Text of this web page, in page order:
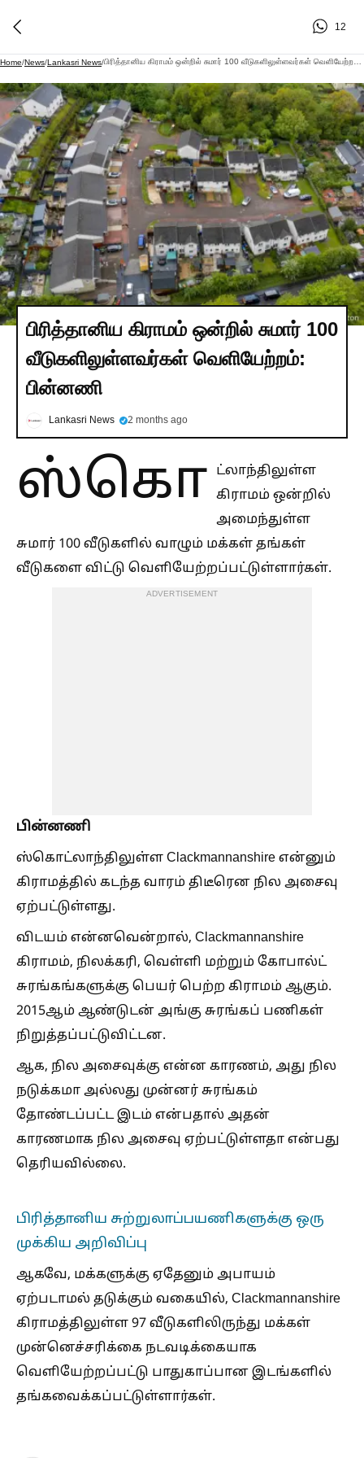
12
Home/News/Lankasri News/
பிரித்தானிய கிராமம் ஒன்றில் சுமார் 100
வீடுகளிலுள்ளவர்கள் வெளியேற்றம்:
பின்னணி
Lankasri News 2 months ago
ஸ்கொ ட்லாந்திலுள்ள
கிராமம் ஒன்றில்
அமைந்துள்ள
சுமார் 100 வீடுகளில் வாழும் மக்கள் தங்கள்
வீடுகளை விட்டு வெளியேற்றப்பட்டுள்ளார்கள்.
ADVERTISEMENT
பின்னணி
ஸ்கொட்லாந்திலுள்ள Clackmannanshire என்னும்
கிராமத்தில் கடந்த வாரம் திடீரென நில அசைவு
ஏற்பட்டுள்ளது.
விடயம் என்னவென்றால், Clackmannanshire
கிராமம், நிலக்கரி, வெள்ளி மற்றும் கோபால்ட்
சுரங்கங்களுக்கு பெயர் பெற்ற கிராமம் ஆகும்.
2015ஆம் ஆண்டுடன் அங்கு சுரங்கப் பணிகள்
நிறுத்தப்பட்டுவிட்டன.
ஆக, நில அசைவுக்கு என்ன காரணம், அது நில
நடுக்கமா அல்லது முன்னர் சுரங்கம்
தோண்டப்பட்ட இடம் என்பதால் அதன்
காரணமாக நில அசைவு ஏற்பட்டுள்ளதா என்பது
தெரியவில்லை.
பிரித்தானிய சுற்றுலாப்பயணிகளுக்கு ஒரு
முக்கிய அறிவிப்பு
ஆகவே, மக்களுக்கு ஏதேனும் அபாயம்
ஏற்படாமல் தடுக்கும் வகையில், Clackmannanshire
கிராமத்திலுள்ள 97 வீடுகளிலிருந்து மக்கள்
முன்னெச்சரிக்கை நடவடிக்கையாக
வெளியேற்றப்பட்டு பாதுகாப்பான இடங்களில்
தங்கவைக்கப்பட்டுள்ளார்கள்.